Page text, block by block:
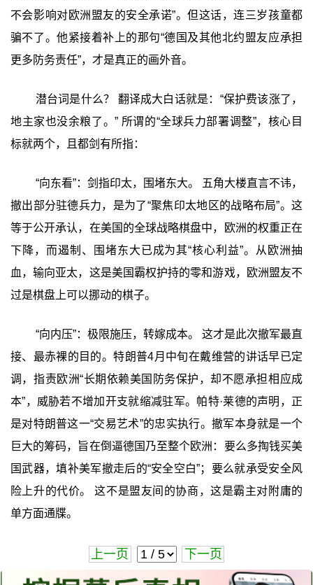
不会影响对欧洲盟友的安全承诺”。但这话，连三岁孩童都
骗不了。他紧接着补上的那句“德国及其他北约盟友应承担
更多防务责任”，才是真正的画外音。
潜台词是什么？ 翻译成大白话就是：“保护费该涨了，
地主家也没余粮了。” 所谓的“全球兵力部署调整”，核心目
标就两个，且都剑有所指：
‍“向东看”：剑指印太，围堵东大。 五角大楼直言不讳，
撤出部分驻德兵力，是为了“聚焦印太地区的战略布局”。这
等于公开承认，在美国的全球战略棋盘中，欧洲的权重正在
下降，而遏制、围堵东大已成为其“核心利益”。从欧洲抽
血，输向亚太，这是美国霸权护持的零和游戏，欧洲盟友不
过是棋盘上可以挪动的棋子。
‍“向内压”：极限施压，转嫁成本。 这才是此次撤军最直
接、最赤裸的目的。特朗普4月中旬在戴维营的讲话早已定
调，指责欧洲“长期依赖美国防务保护，却不愿承担相应成
本”，威胁若不增加开支就缩减驻军。帕特·莱德的声明，正
是对特朗普这一“交易艺术”的忠实执行。撤军本身就是一个
巨大的筹码，旨在倒逼德国乃至整个欧洲：要么多掏钱买美
国武器，填补美军撤走后的“安全空白”；要么就承受安全风
险上升的代价。 这不是盟友间的协商，这是霸主对附庸的
单方面通牒。
上一页 下一页